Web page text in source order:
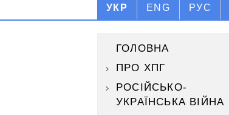
УКР ENG РУС
ГОЛОВНА
ПРО ХПГ
РОСІЙСЬКО-
УКРАЇНСЬКА ВІЙНА